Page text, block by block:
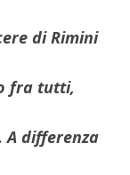
di Rimini
fra tutti,
A differenza